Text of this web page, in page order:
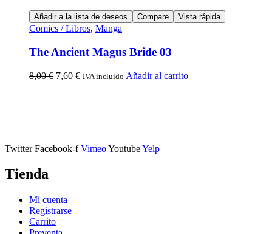
Añadir a la lista de deseos Compare Vista rápida
Comics / Libros, Manga
The Ancient Magus Bride 03
8,00€ 7,60 € IVA incluido Añadir al carrito
Twitter Facebook-f VimeoYoutubeYelp
Tienda
Mi cuenta
Registrarse
Carrito